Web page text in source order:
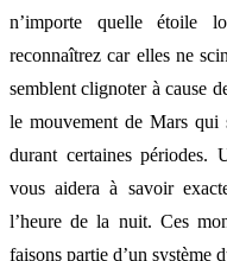
n’importe quelle étoile
reconnaîtrez car elles ne
semblent clignoter à cause
le mouvement de Mars qui
durant certaines
vous aidera à savoir
l’heure de la nuit. Ces
faisons partie d’un système